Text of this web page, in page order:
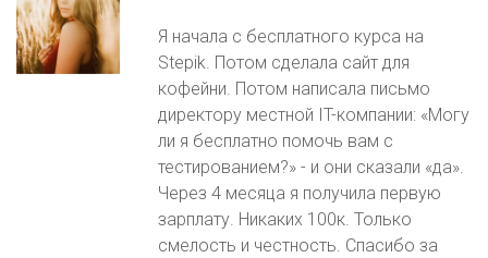
Я начала с бесплатного курса на
Stepik. Потом сделала сайт для
кофейни. Потом написала письмо
директору местной IT-компании: «Могу
ли я бесплатно помочь вам с
тестированием?» - и они сказали «да».
Через 4 месяца я получила первую
зарплату. Никаких 100к. Только
смелость и честность. Спасибо за